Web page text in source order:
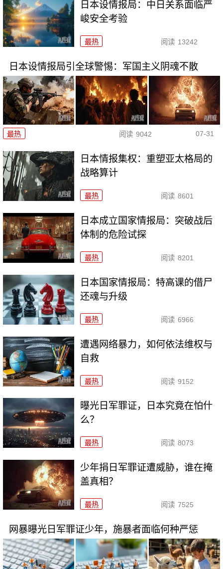
日本设情报局：中日关系面临严
峻安全考验
最热 阅读 13242
日本设情报局引全球警惕：军国主义阴魂不散
最热 阅读 9042 07-31
日本情报集权：重塑亚太格局的
战略算计
最热 阅读 8601
日本成立国家情报局：突破战后
体制的危险试探
最热 阅读 8201
日本国家情报局：特高课的借尸
还魂与升级
最热 阅读 6966
遭遇网络暴力，如何依法维权与
自救
最热 阅读 9152
曝光日军罪证，日本究竟在怕什
么？
最热 阅读 8073
少年捐日军罪证遭威胁，谁在掩
盖真相？
最热 阅读 7525
网暴曝光日军罪证少年，施暴者面临何种严惩